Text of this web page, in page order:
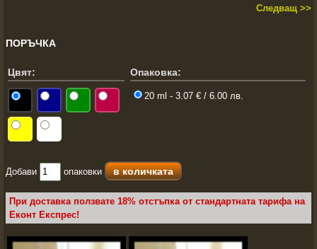
Следващ >>
ПОРЪЧКА
Цвят: Опаковка:
20 ml - 3.07 € / 6.00 лв.
Добави опаковки
При доставка ползвате 18% отстъпка от стандартната тарифа на
Еконт Експрес!